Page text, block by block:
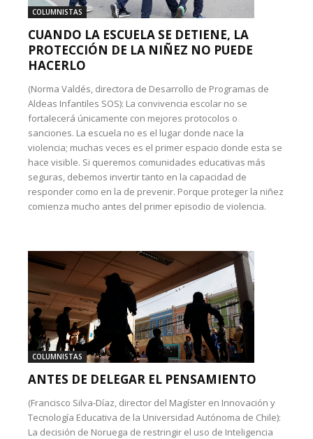
COLUMNISTAS
CUANDO LA ESCUELA SE DETIENE, LA
PROTECCIÓN DE LA NIÑEZ NO PUEDE
HACERLO
(Norma Valdés, directora de Desarrollo de Programas de
Aldeas Infantiles SOS): La convivencia escolar no se
fortalecerá únicamente con mejores protocolos o
sanciones. La escuela no es el lugar donde nace la
violencia; muchas veces es el primer espacio donde esta se
hace visible. Si queremos comunidades educativas más
seguras, debemos invertir tanto en la capacidad de
responder como en la de prevenir. Porque proteger la niñez
comienza mucho antes del primer episodio de violencia.
COLUMNISTAS
ANTES DE DELEGAR EL PENSAMIENTO
(Francisco Silva-Díaz, director del Magíster en Innovación y
Tecnología Educativa de la Universidad Autónoma de Chile):
La decisión de Noruega de restringir el uso de Inteligencia